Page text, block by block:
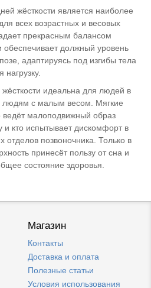
жёсткости является наиболее
всех возрастных и весовых
прекрасным балансом
обеспечивает должный уровень
адаптируясь под изгибы тела
идеальна для людей в
людям с малым весом. Мягкие
ведёт малоподвижный образ
и кто испытывает дискомфорт в
отделов позвоночника. Только в
принесёт пользу от сна и
состояние здоровья.
Магазин
Контакты
Доставка и оплата
Полезные статьи
Условия использования